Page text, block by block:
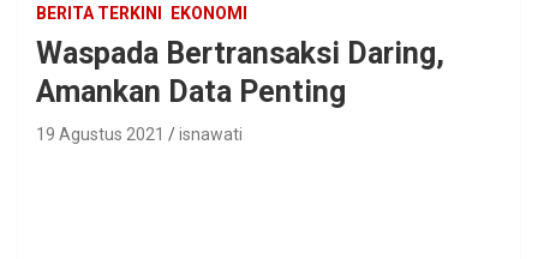
BERITA TERKINI EKONOMI
Waspada Bertransaksi Daring,
Amankan Data Penting
19 Agustus 2021 isnawati